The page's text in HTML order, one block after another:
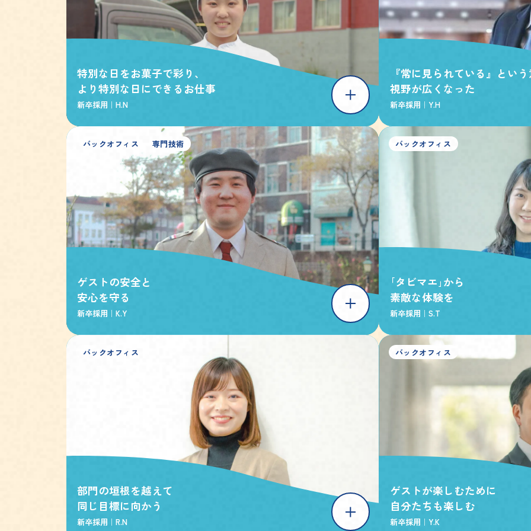
特別な日をお菓子で彩り、
より特別な日にできるお仕事
新卒採用｜H.N
『常に見られている』とい
視野が広くなった
新卒採用｜ Y.H
バックオフィス 専門技術
ゲストの安全と
安心を守る
新卒採用｜K.Y
バックオフィス
｢タビマエ｣から
素敵な体験を
新卒採用｜ S.T
バックオフィス
部門の垣根を越えて
同じ目標に向かう
新卒採用｜R.N
バックオフィス
ゲストが楽しむために
自分たちも楽しむ
新卒採用｜ Y.K